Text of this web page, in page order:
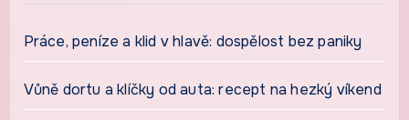
Práce, peníze a klid v hlavě: dospělost bez paniky
Vůně dortu a klíčky od auta: recept na hezký víkend